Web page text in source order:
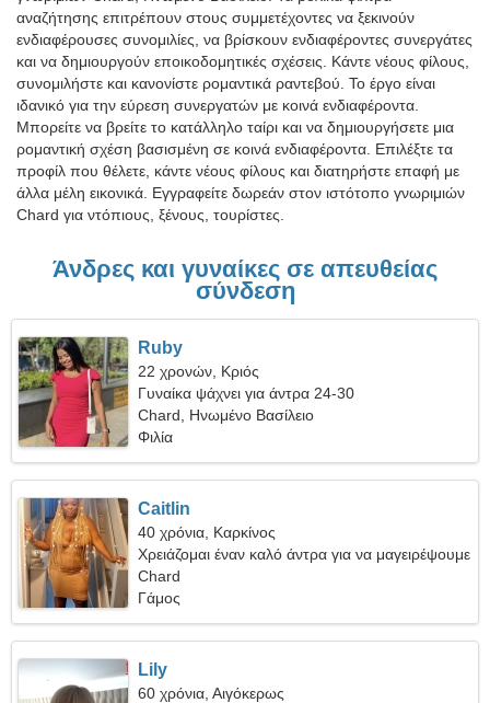
αναζήτησης επιτρέπουν στους συμμετέχοντες να ξεκινούν
ενδιαφέρουσες συνομιλίες, να βρίσκουν ενδιαφέροντες συνεργάτες
και να δημιουργούν εποικοδομητικές σχέσεις. Κάντε νέους φίλους,
συνομιλήστε και κανονίστε ρομαντικά ραντεβού. Το έργο είναι
ιδανικό για την εύρεση συνεργατών με κοινά ενδιαφέροντα.
Μπορείτε να βρείτε το κατάλληλο ταίρι και να δημιουργήσετε μια
ρομαντική σχέση βασισμένη σε κοινά ενδιαφέροντα. Επιλέξτε τα
προφίλ που θέλετε, κάντε νέους φίλους και διατηρήστε επαφή με
άλλα μέλη εικονικά. Εγγραφείτε δωρεάν στον ιστότοπο γνωριμιών
Chard για ντόπιους, ξένους, τουρίστες.
Άνδρες και γυναίκες σε απευθείας
σύνδεση
Ruby
22 χρονών, Κριός
Γυναίκα ψάχνει για άντρα 24-30
Chard, Ηνωμένο Βασίλειο
Φιλία
Caitlin
40 χρόνια, Καρκίνος
Χρειάζομαι έναν καλό άντρα για να μαγειρέψουμε
μαζί
Chard
Γάμος
Lily
60 χρόνια, Αιγόκερως